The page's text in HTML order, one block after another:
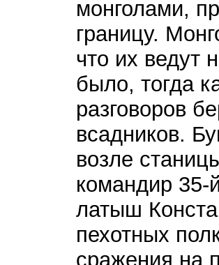
монголами,
границу.
что их ведут
было, тогда
разговоров
всадников.
возле
командир 35-
латыш
пехотных
сражения на